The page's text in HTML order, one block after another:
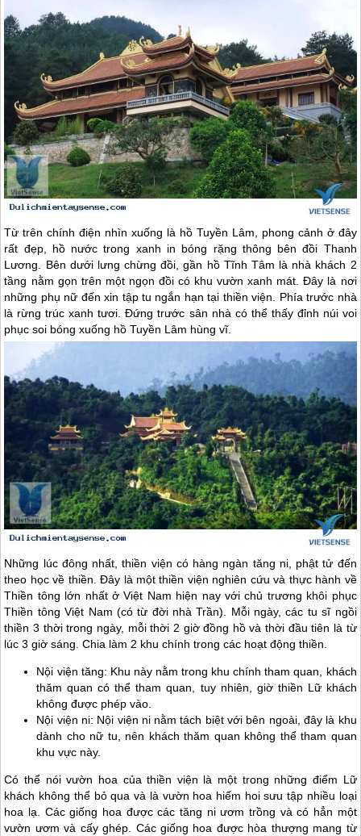
Từ trên chính điện nhìn xuống là hồ Tuyền Lâm, phong cảnh ở đây
rất đẹp, hồ nước trong xanh in bóng rặng thông bên đồi Thanh
Lương. Bên dưới lưng chừng đồi, gần hồ Tĩnh Tâm là nhà khách 2
tầng nằm gọn trên một ngọn đồi có khu vườn xanh mát. Đây là nơi
những phụ nữ đến xin tập tu ngắn hạn tại thiền viện. Phía trước nhà
là rừng trúc xanh tươi. Đứng trước sân nhà có thể thấy đỉnh núi voi
phục soi bóng xuống hồ Tuyền Lâm hùng vĩ.
Những lúc đông nhất, thiền viện có hàng ngàn tăng ni, phật tử đến
theo học về thiền. Đây là một thiền viện nghiên cứu và thực hành về
Thiền tông lớn nhất ở Việt Nam hiện nay với chủ trương khôi phục
Thiền tông Việt Nam (có từ đời nhà Trần). Mỗi ngày, các tu sĩ ngồi
thiền 3 thời trong ngày, mỗi thời 2 giờ đồng hồ và thời đầu tiên là từ
lúc 3 giờ sáng. Chia làm 2 khu chính trong các hoạt động thiền.
Nội viện tăng: Khu này nằm trong khu chính tham quan, khách
thăm quan có thể tham quan, tuy nhiên, giờ thiền Lữ khách
không được phép vào.
Nội viện ni: Nội viện ni nằm tách biệt với bên ngoài, đây là khu
dành cho nữ tu, nên khách thăm quan không thể tham quan
khu vực này.
Có thể nói vườn hoa của thiền viện là một trong những điểm Lữ
khách không thể bỏ qua và là vườn hoa hiếm hoi sưu tập nhiều loại
hoa lạ. Các giống hoa được các tăng ni ươm trồng và có hẳn một
vườn ươm và cấy ghép. Các giống hoa được hòa thượng mang từ